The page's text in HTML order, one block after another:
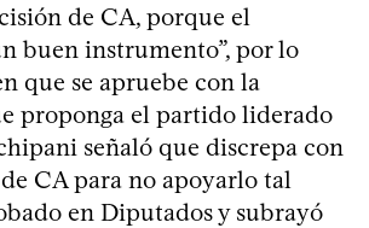
de CA, porque el
buen instrumento”, por lo
que se apruebe con la
proponga el partido liderado
señaló que discrepa con
CA para no apoyarlo tal
en Diputados y subrayó